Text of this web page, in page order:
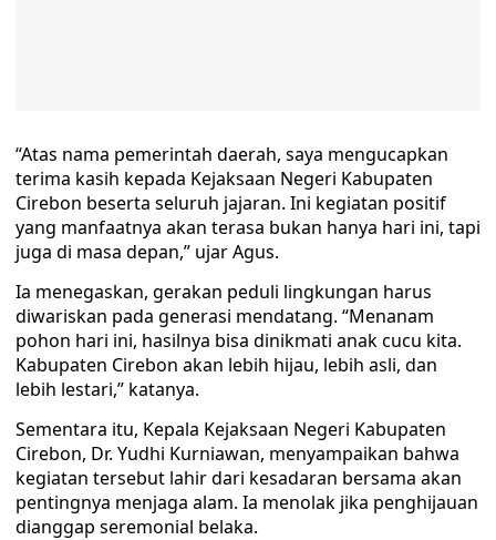
“Atas nama pemerintah daerah, saya mengucapkan
terima kasih kepada Kejaksaan Negeri Kabupaten
Cirebon beserta seluruh jajaran. Ini kegiatan positif
yang manfaatnya akan terasa bukan hanya hari ini, tapi
juga di masa depan,” ujar Agus.
Ia menegaskan, gerakan peduli lingkungan harus
diwariskan pada generasi mendatang. “Menanam
pohon hari ini, hasilnya bisa dinikmati anak cucu kita.
Kabupaten Cirebon akan lebih hijau, lebih asli, dan
lebih lestari,” katanya.
Sementara itu, Kepala Kejaksaan Negeri Kabupaten
Cirebon, Dr. Yudhi Kurniawan, menyampaikan bahwa
kegiatan tersebut lahir dari kesadaran bersama akan
pentingnya menjaga alam. Ia menolak jika penghijauan
dianggap seremonial belaka.